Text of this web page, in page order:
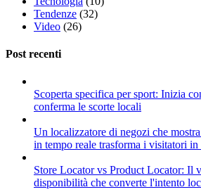
Tendenze (32)
Video (26)
Post recenti
Scoperta specifica per sport: Inizia
conferma le scorte locali
Un localizzatore di negozi che
in tempo reale trasforma i visitatori in
Store Locator vs Product Locator: Il
disponibilità che converte l'intento